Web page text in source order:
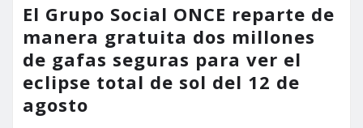
El Grupo Social ONCE reparte de
manera gratuita dos millones
de gafas seguras para ver el
eclipse total de sol del 12 de
agosto